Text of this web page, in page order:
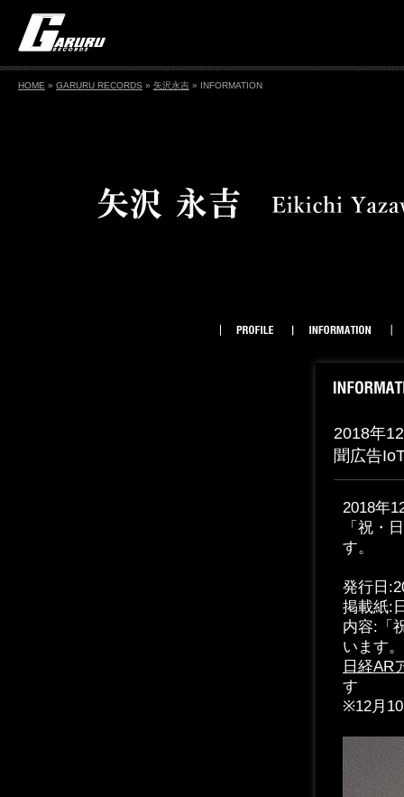
HOME » GARURU RECORDS » 矢沢永吉 » INFORMATION
2018年
聞広告
2018年
「祝・
す。
発行日
掲載紙:
内容:「
います。
日経AR
す
※12月